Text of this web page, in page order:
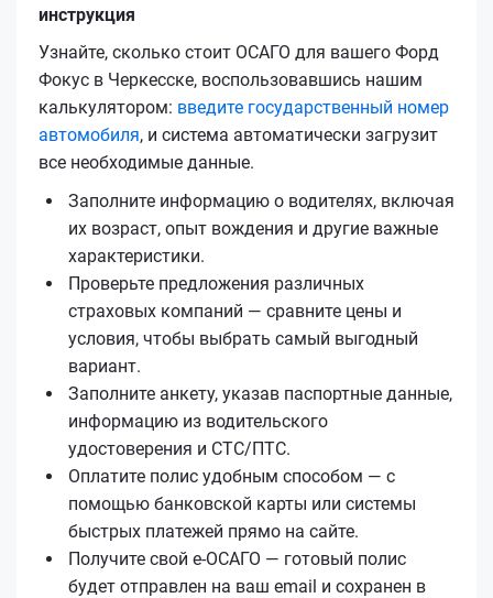
инструкция
Узнайте, сколько стоит ОСАГО для вашего Форд
Фокус в Черкесске, воспользовавшись нашим
калькулятором: введите государственный номер
автомобиля, и система автоматически загрузит
все необходимые данные.
Заполните информацию о водителях, включая
их возраст, опыт вождения и другие важные
характеристики.
Проверьте предложения различных
страховых компаний — сравните цены и
условия, чтобы выбрать самый выгодный
вариант.
Заполните анкету, указав паспортные данные,
информацию из водительского
удостоверения и СТС/ПТС.
Оплатите полис удобным способом — с
помощью банковской карты или системы
быстрых платежей прямо на сайте.
Получите свой е‑ОСАГО — готовый полис
будет отправлен на ваш email и сохранен в